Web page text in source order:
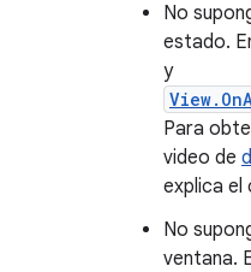
No
estado.
y
Para
video de
explica
No
ventana.